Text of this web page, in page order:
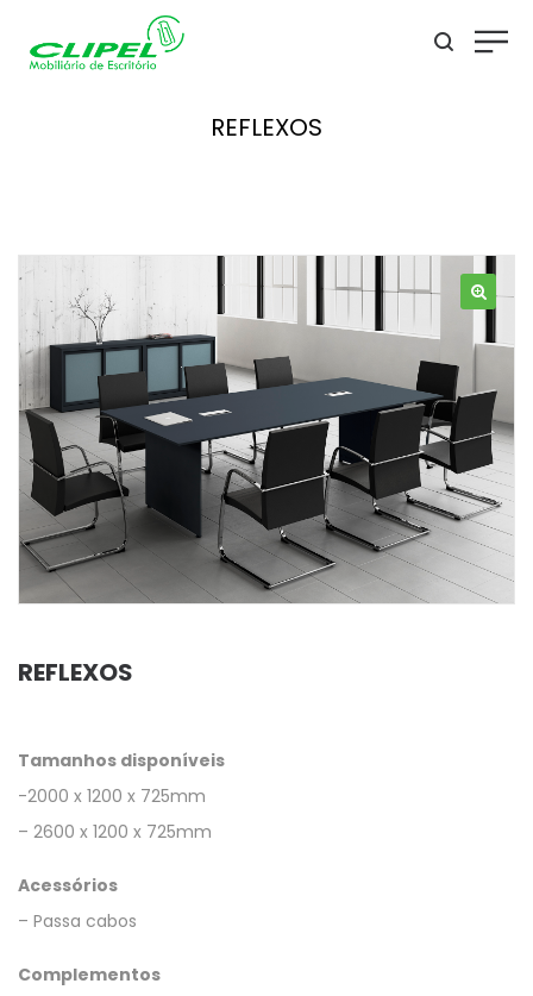
REFLEXOS
REFLEXOS
Tamanhos disponíveis
-2000 x 1200 x 725mm
– 2600 x 1200 x 725mm
Acessórios
– Passa cabos
Complementos